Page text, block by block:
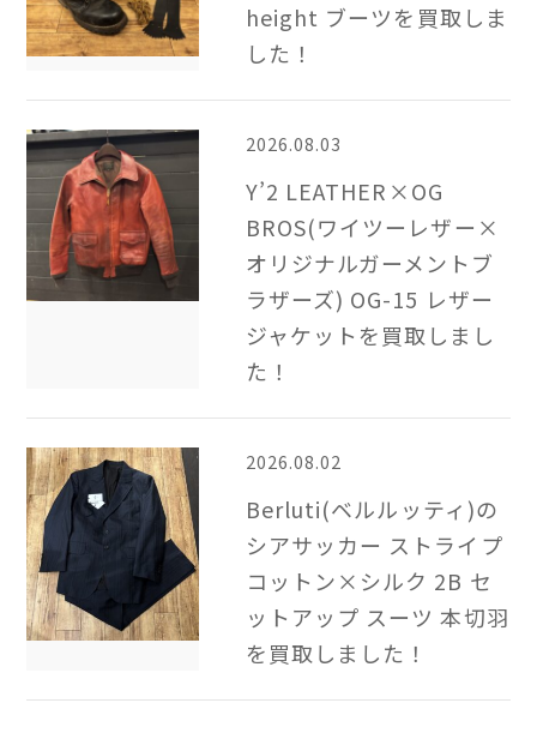
height ブーツを買取しま
した！
2026.08.03
Y’2 LEATHER×OG
BROS(ワイツーレザー×
オリジナルガーメントブ
ラザーズ) OG-15 レザー
ジャケットを買取しまし
た！
2026.08.02
Berluti(ベルルッティ)の
シアサッカー ストライプ
コットン×シルク 2B​ セ
ットアップ スーツ 本切羽
を買取しました！